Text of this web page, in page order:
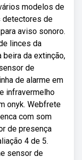
modelos de
detectores de
aviso sonoro.
linces da
beira da extinção,
de
de alarme em
infravermelho
onyk. Webfrete
com som
de presença
4 de 5.
sensor de